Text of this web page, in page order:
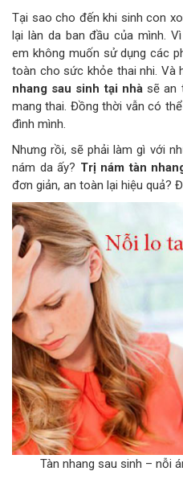
Tại sao cho đến khi sinh con
lại làn da ban đầu của mình.
em không muốn sử dụng các
toàn cho sức khỏe thai nhi. Và
nhang sau sinh tại nhàsẽ an
mang thai. Đồng thời vẫn có
đình mình.
Nhưng rồi, sẽ phải làm gì với
nám da ấy? Trị nám tàn
đơn giản, an toàn lại hiệu quả?
Tàn nhang sau sinh – nỗi